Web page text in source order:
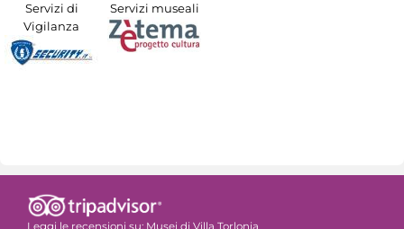
Servizi di
Vigilanza
Servizi museali
Leggi le recensioni su: Musei di Villa Torlonia